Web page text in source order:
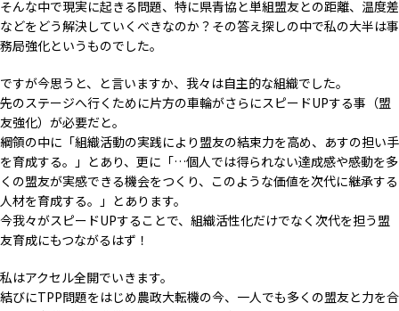
そんな中で現実に起きる問題、特に県青協と単組盟友との距離、温度差
などをどう解決していくべきなのか？その答え探しの中で私の大半は事
務局強化というものでした。
ですが今思うと、と言いますか、我々は自主的な組織でした。
先のステージへ行くために片方の車輪がさらにスピードUPする事（盟
友強化）が必要だと。
綱領の中に「組織活動の実践により盟友の結束力を高め、あすの担い手
を育成する。」とあり、更に「…個人では得られない達成感や感動を多
くの盟友が実感できる機会をつくり、このような価値を次代に継承する
人材を育成する。」とあります。
今我々がスピードUPすることで、組織活性化だけでなく次代を担う盟
友育成にもつながるはず！
私はアクセル全開でいきます。
結びにTPP問題をはじめ農政大転機の今、一人でも多くの盟友と力を合